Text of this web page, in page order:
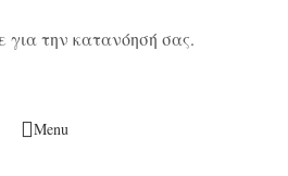
για την κατανόησή σας.
Menu